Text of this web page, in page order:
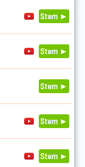
Stem ►
Stem ►
Stem ►
Stem ►
Stem ►